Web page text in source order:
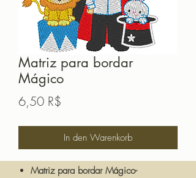
Matriz para bordar
Mágico
6,50 R$
In den Warenkorb
Matriz para bordar Mágico-